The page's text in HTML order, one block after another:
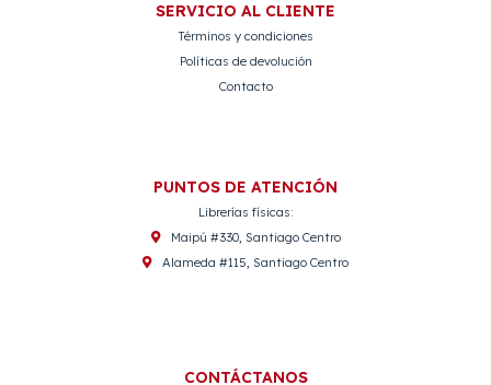
SERVICIO AL CLIENTE
Términos y condiciones
Políticas de devolución
Contacto
PUNTOS DE ATENCIÓN
Librerías físicas:
Maipú #330, Santiago Centro
Alameda #115, Santiago Centro
CONTÁCTANOS